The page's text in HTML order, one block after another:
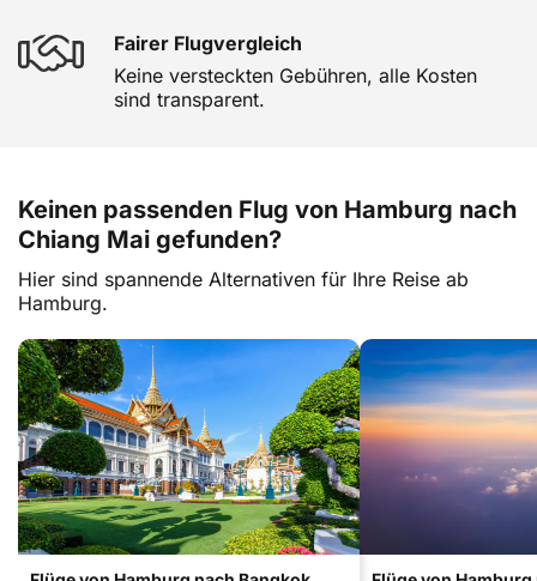
Fairer Flugvergleich
Keine versteckten Gebühren, alle Kosten
sind transparent.
Keinen passenden Flug von Hamburg nach
Chiang Mai gefunden?
Hier sind spannende Alternativen für Ihre Reise ab
Hamburg.